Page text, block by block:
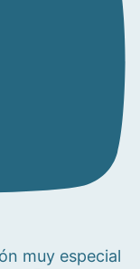
muy especial